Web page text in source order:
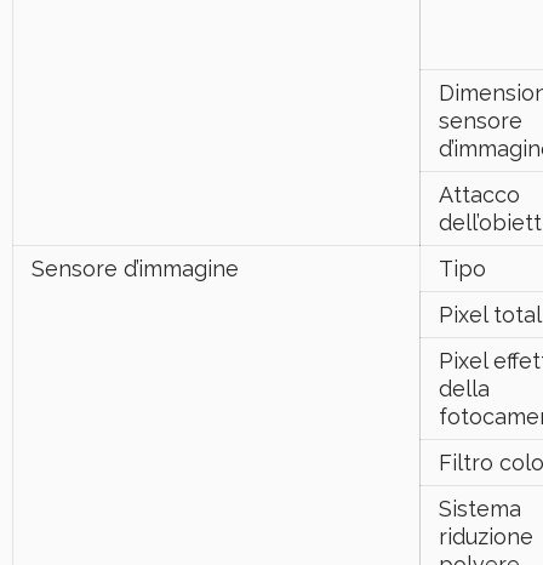
sensore
Attacco
Sensore d’immagine
Tipo
Pixel
Pixel
della
Filtro
Sistema
riduzione